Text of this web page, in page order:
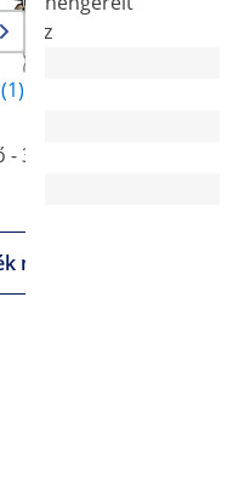
(1)
3000 kg - 5000 m
megtekintése